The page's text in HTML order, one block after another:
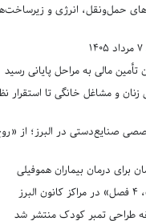
حمل‌ونقل، انرژی و
مالی به مراحل پایانی رسید
زنان و مشاغل خانگی تا استقرار
صنایع‌دستی در البرز؛ از
طراحی تمبر کودک منتشر شد